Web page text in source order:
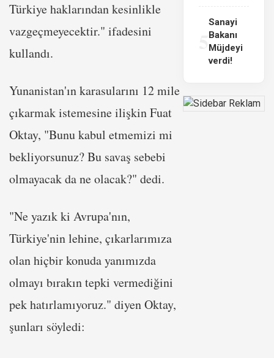
Türkiye haklarından kesinlikle
vazgeçmeyecektir." ifadesini
kullandı.
Yunanistan'ın karasularını 12 mile
çıkarmak istemesine ilişkin Fuat
Oktay, "Bunu kabul etmemizi mi
bekliyorsunuz? Bu savaş sebebi
olmayacak da ne olacak?" dedi.
"Ne yazık ki Avrupa'nın,
Türkiye'nin lehine, çıkarlarımıza
olan hiçbir konuda yanımızda
olmayı bırakın tepki vermediğini
pek hatırlamıyoruz." diyen Oktay,
şunları söyledi:
Sanayi
Bakanı
Müjdeyi
verdi!